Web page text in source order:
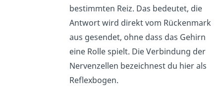
bestimmten Reiz. Das bedeutet, die
Antwort wird direkt vom Rückenmark
aus gesendet, ohne dass das Gehirn
eine Rolle spielt. Die Verbindung der
Nervenzellen bezeichnest du hier als
Reflexbogen.